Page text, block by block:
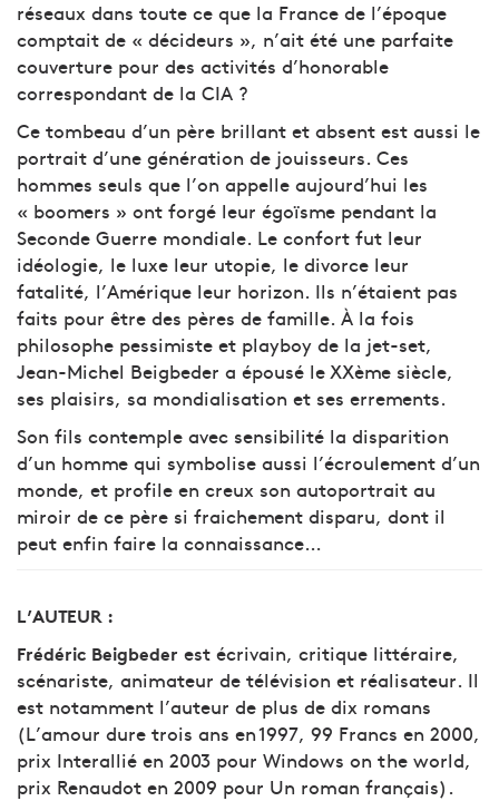
réseaux dans toute ce que la France de l’époque
comptait de « décideurs », n’ait été une parfaite
couverture pour des activités d’honorable
correspondant de la CIA ?
Ce tombeau d’un père brillant et absent est aussi le
portrait d’une génération de jouisseurs. Ces
hommes seuls que l’on appelle aujourd’hui les
« boomers » ont forgé leur égoïsme pendant la
Seconde Guerre mondiale. Le confort fut leur
idéologie, le luxe leur utopie, le divorce leur
fatalité, l’Amérique leur horizon. Ils n’étaient pas
faits pour être des pères de famille. À la fois
philosophe pessimiste et playboy de la jet-set,
Jean-Michel Beigbeder a épousé le XXème siècle,
ses plaisirs, sa mondialisation et ses errements.
Son fils contemple avec sensibilité la disparition
d’un homme qui symbolise aussi l’écroulement d’un
monde, et profile en creux son autoportrait au
miroir de ce père si fraichement disparu, dont il
peut enfin faire la connaissance…
L’AUTEUR :
Frédéric Beigbeder est écrivain, critique littéraire,
scénariste, animateur de télévision et réalisateur. Il
est notamment l’auteur de plus de dix romans
(L’amour dure trois ans en 1997, 99 Francs en 2000,
prix Interallié en 2003 pour Windows on the world,
prix Renaudot en 2009 pour Un roman français).